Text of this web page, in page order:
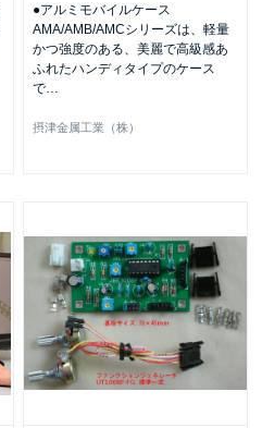
●アルミモバイルケース
AMA/AMB/AMCシリーズは、軽量
かつ強度のある、美麗で高級感あ
ふれたハンディタイプのケース
で
摂津金属工業（株）